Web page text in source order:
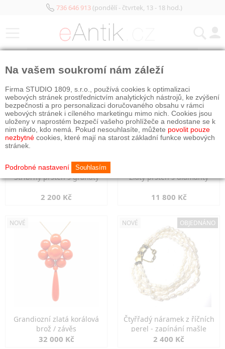
736 646 913(pondělí - čtvrtek, 13 - 18 hod.)
Stříbrný prsten s granáty
2 200 Kč
Zlatý prsten s diamanty
11 800 Kč
NOVÉ
Grandiozní zlatá korálová
brož / závěs
32 000 Kč
NOVÉ OBJEDNÁNO
Čtyřřadý náramek z říčních
perel - zapínání mašle
2 400 Kč
Na vašem soukromí nám záleží
Firma STUDIO 1809, s.r.o., používá cookies k optimalizaci
webových stránek prostřednictvím analytických nástrojů, ke zvýšení
bezpečnosti a pro personalizaci doručovaného obsahu v rámci
webových stránek i cíleného marketingu mimo nich. Cookies jsou
uloženy v naprostém bezpečí vašeho prohlížeče a nedostane se k
nim nikdo, kdo nemá. Pokud nesouhlasíte, můžete povolit pouze
nezbytné cookies, které mají na starost základní funkce webových
stránek.
Podrobné nastavení Souhlasím